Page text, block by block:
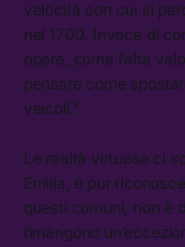
velocità con cui si
nel 1700. Invece di
opere, come l’alta
pensare come
veicoli.”
Le realtà virtuose ci
Emilia, e pur
questi comuni, non è
rimangono